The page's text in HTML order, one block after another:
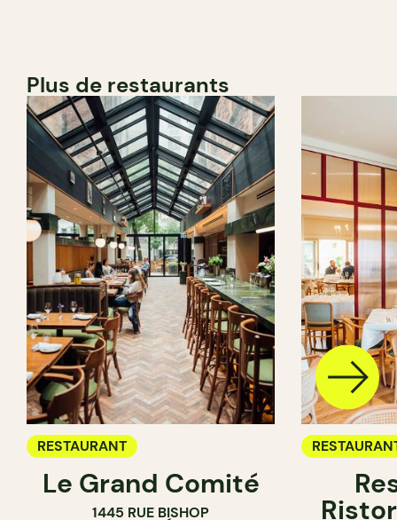
Plus de restaurants
RESTAURANT
Le Grand Comité
1445 RUE BISHOP